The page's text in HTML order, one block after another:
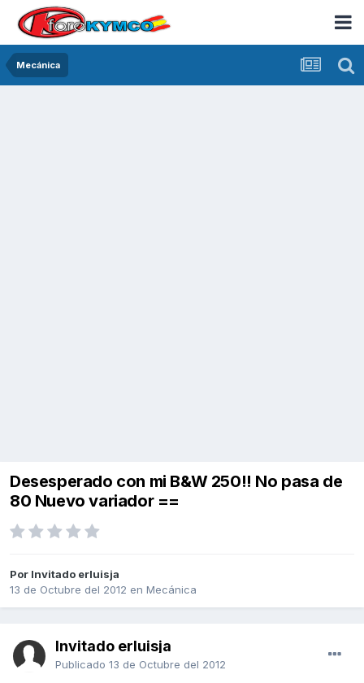
Mecánica
Desesperado con mi B&W 250!! No pasa de
80 Nuevo variador ==
Por Invitado erluisja
13 de Octubre del 2012 en Mecánica
Invitado erluisja
Publicado 13 de Octubre del 2012